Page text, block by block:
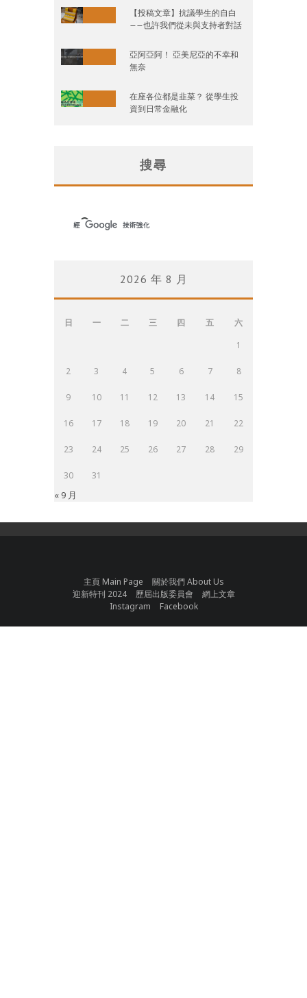
【投稿文章】抗議學生的自白
——也許我們從未與支持者對話
亞阿亞阿！ 亞美尼亞的不幸和
無奈
在座各位都是韭菜？ 從學生投
資到日常金融化
搜尋
2026 年 8 月
日 一 二 三 四 五
六
1
2 3 4 5 6 7 8
9 10 11 12 13 14 15
16 17 18 19 20 21 22
23 24 25 26 27 28 29
30 31
« 9 月
主頁 Main Page
關於我們 About Us
迎新特刊 2024
歷屆出版委員會
網上文章
Instagram
Facebook